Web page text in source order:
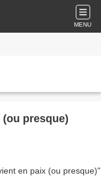
MENU
presque)